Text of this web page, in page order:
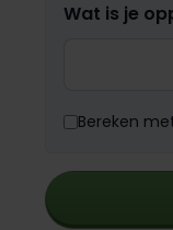
Wat is je
Bereken